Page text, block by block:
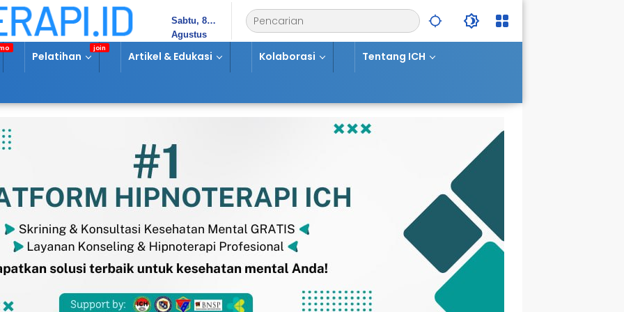
Sabtu, 8
Agustus
Pelatihan Artikel & Edukasi Kolaborasi Tentang ICH